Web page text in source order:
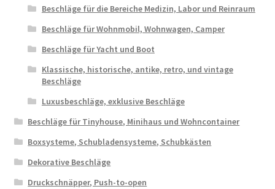
Beschläge für die Bereiche Medizin, Labor und Reinraum
Beschläge für Wohnmobil, Wohnwagen, Camper
Beschläge für Yacht und Boot
Klassische, historische, antike, retro, und vintage
Beschläge
Luxusbeschläge, exklusive Beschläge
Beschläge für Tinyhouse, Minihaus und Wohncontainer
Boxsysteme, Schubladensysteme, Schubkästen
Dekorative Beschläge
Druckschnäpper, Push-to-open